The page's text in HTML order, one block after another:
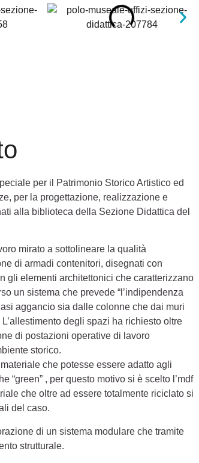
per il Patrimonio Storico Artistico ed
per la progettazione, realizzazione e
alla biblioteca della Sezione Didattica del
mirato a sottolineare la qualità
di armadi contenitori, disegnati con
gli elementi architettonici che caratterizzano
un sistema che prevede “l’indipendenza
aggancio sia dalle colonne che dai muri
degli spazi ha richiesto oltre
di postazioni operative di lavoro
storico.
che potesse essere adatto agli
“green” , per questo motivo si è scelto l’mdf
che oltre ad essere totalmente riciclato si
del caso.
di un sistema modulare che tramite
strutturale.